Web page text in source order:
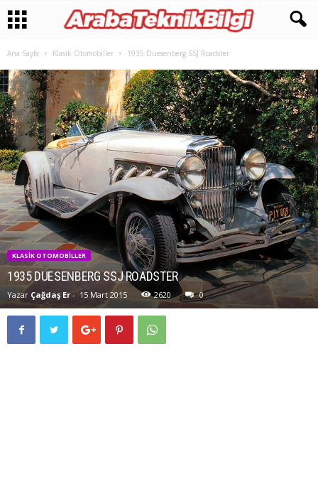
Ana Sayfa Klasik Otomobiller 1935 Duesenberg SSJ Roadster
KLASIK OTOMOBILLER
1935 DUESENBERG SSJ ROADSTER
Yazar Çağdaş Er - 15 Mart 2015 2620 0